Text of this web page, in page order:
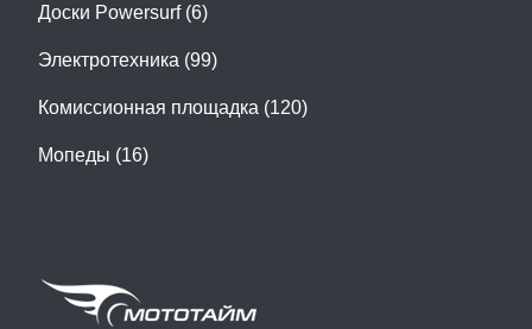
Доски Powersurf (6)
Электротехника (99)
Комиссионная площадка (120)
Мопеды (16)